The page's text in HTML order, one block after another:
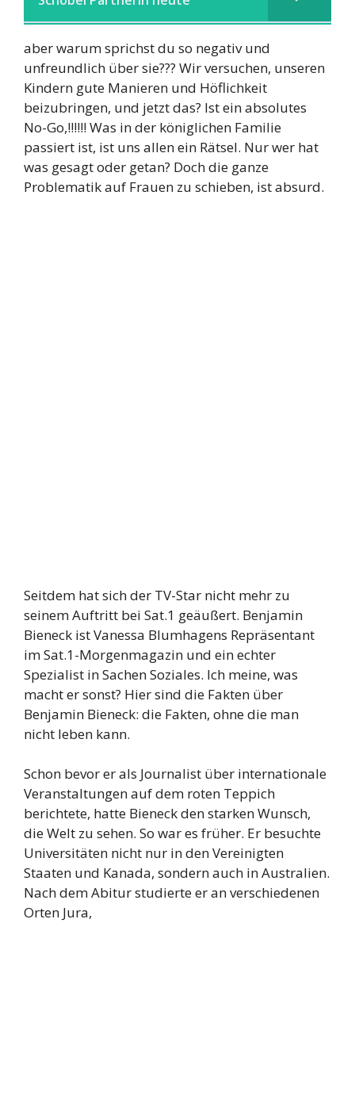
aber warum sprichst du so negativ und
unfreundlich über sie??? Wir versuchen, unseren
Kindern gute Manieren und Höflichkeit
beizubringen, und jetzt das? Ist ein absolutes
No-Go,!!!!!! Was in der königlichen Familie
passiert ist, ist uns allen ein Rätsel. Nur wer hat
was gesagt oder getan? Doch die ganze
Problematik auf Frauen zu schieben, ist absurd.
Seitdem hat sich der TV-Star nicht mehr zu
seinem Auftritt bei Sat.1 geäußert. Benjamin
Bieneck ist Vanessa Blumhagens Repräsentant
im Sat.1-Morgenmagazin und ein echter
Spezialist in Sachen Soziales. Ich meine, was
macht er sonst? Hier sind die Fakten über
Benjamin Bieneck: die Fakten, ohne die man
nicht leben kann.
Schon bevor er als Journalist über internationale
Veranstaltungen auf dem roten Teppich
berichtete, hatte Bieneck den starken Wunsch,
die Welt zu sehen. So war es früher. Er besuchte
Universitäten nicht nur in den Vereinigten
Staaten und Kanada, sondern auch in Australien.
Nach dem Abitur studierte er an verschiedenen
Orten Jura,